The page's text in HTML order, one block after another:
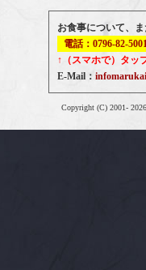
お食事について、
電話：0796-82-
↑（スマホで）タッ
E-Mail：
Copyright (C) 2001-